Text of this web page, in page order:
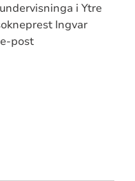
i Ytre
Ingvar
post